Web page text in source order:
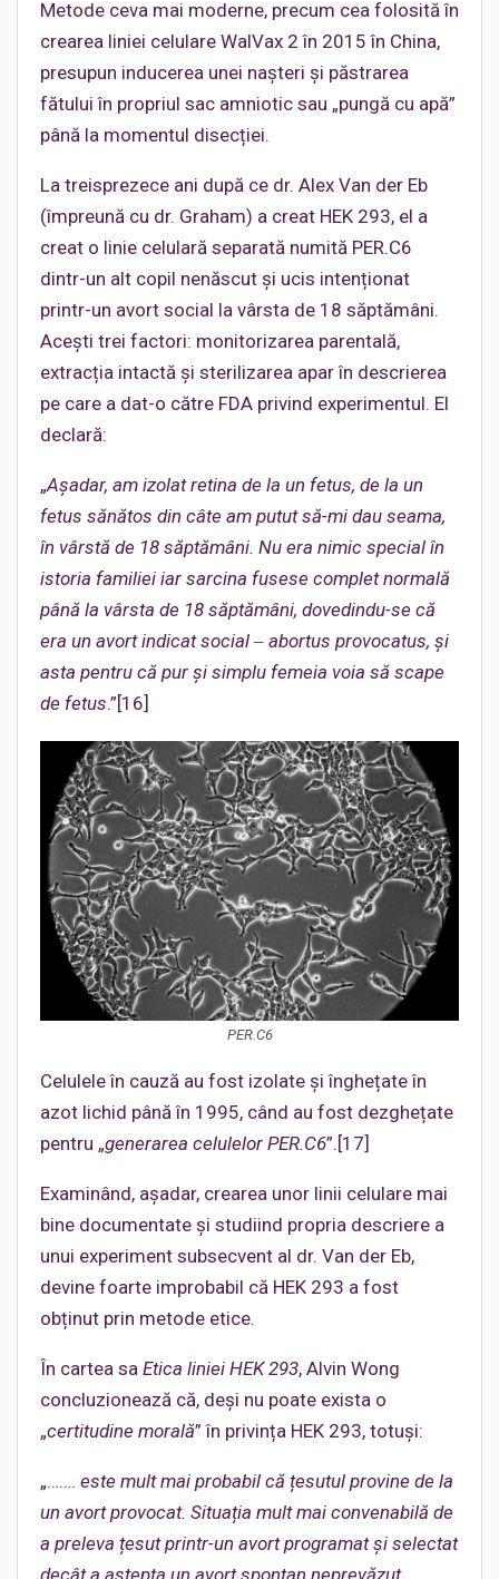
Metode ceva mai moderne, precum cea folosită în
crearea liniei celulare WalVax 2 în 2015 în China,
presupun inducerea unei nașteri și păstrarea
fătului în propriul sac amniotic sau „pungă cu apă”
până la momentul disecției.
La treisprezece ani după ce dr. Alex Van der Eb
(împreună cu dr. Graham) a creat HEK 293, el a
creat o linie celulară separată numită PER.C6
dintr-un alt copil nenăscut și ucis intenționat
printr-un avort social la vârsta de 18 săptămâni.
Acești trei factori: monitorizarea parentală,
extracția intactă și sterilizarea apar în descrierea
pe care a dat-o către FDA privind experimentul. El
declară:
„Așadar, am izolat retina de la un fetus, de la un
fetus sănătos din câte am putut să-mi dau seama,
în vârstă de 18 săptămâni. Nu era nimic special în
istoria familiei iar sarcina fusese complet normală
până la vârsta de 18 săptămâni, dovedindu-se că
era un avort indicat social ‒ abortus provocatus, și
asta pentru că pur și simplu femeia voia să scape
de fetus.”[16]
PER.C6
Celulele în cauză au fost izolate și înghețate în
azot lichid până în 1995, când au fost dezghețate
pentru „generarea celulelor PER.C6”.[17]
Examinând, așadar, crearea unor linii celulare mai
bine documentate și studiind propria descriere a
unui experiment subsecvent al dr. Van der Eb,
devine foarte improbabil că HEK 293 a fost
obținut prin metode etice.
În cartea sa Etica liniei HEK 293, Alvin Wong
concluzionează că, deși nu poate exista o
„certitudine morală” în privința HEK 293, totuși:
„……. este mult mai probabil că țesutul provine de la
un avort provocat. Situația mult mai convenabilă de
a preleva țesut printr-un avort programat și selectat